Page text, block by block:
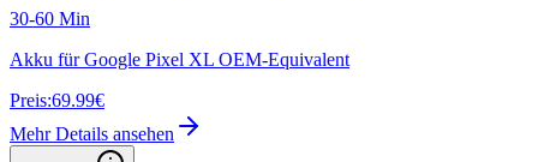
30-60 Min
Akku für Google Pixel XL OEM-Equivalent
Preis:69.99€
Mehr Details ansehen